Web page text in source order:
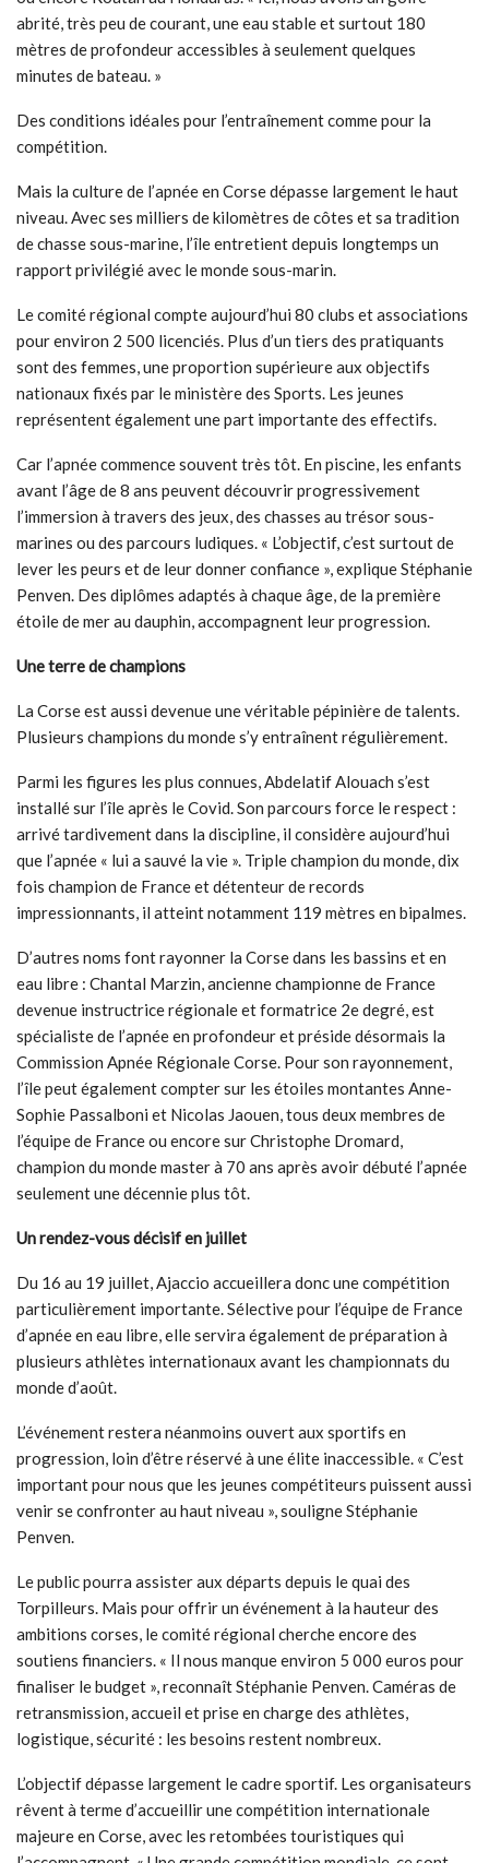
abrité, très peu de courant, une eau stable et surtout 180
mètres de profondeur accessibles à seulement quelques
minutes de bateau. »
Des conditions idéales pour l’entraînement comme pour la
compétition.
Mais la culture de l’apnée en Corse dépasse largement le haut
niveau. Avec ses milliers de kilomètres de côtes et sa tradition
de chasse sous-marine, l’île entretient depuis longtemps un
rapport privilégié avec le monde sous-marin.
Le comité régional compte aujourd’hui 80 clubs et associations
pour environ 2 500 licenciés. Plus d’un tiers des pratiquants
sont des femmes, une proportion supérieure aux objectifs
nationaux fixés par le ministère des Sports. Les jeunes
représentent également une part importante des effectifs.
Car l’apnée commence souvent très tôt. En piscine, les enfants
avant l’âge de 8 ans peuvent découvrir progressivement
l’immersion à travers des jeux, des chasses au trésor sous-
marines ou des parcours ludiques. « L’objectif, c’est surtout de
lever les peurs et de leur donner confiance », explique Stéphanie
Penven. Des diplômes adaptés à chaque âge, de la première
étoile de mer au dauphin, accompagnent leur progression.
Une terre de champions
La Corse est aussi devenue une véritable pépinière de talents.
Plusieurs champions du monde s’y entraînent régulièrement.
Parmi les figures les plus connues, Abdelatif Alouach s’est
installé sur l’île après le Covid. Son parcours force le respect :
arrivé tardivement dans la discipline, il considère aujourd’hui
que l’apnée « lui a sauvé la vie ». Triple champion du monde, dix
fois champion de France et détenteur de records
impressionnants, il atteint notamment 119 mètres en bipalmes.
D’autres noms font rayonner la Corse dans les bassins et en
eau libre : Chantal Marzin, ancienne championne de France
devenue instructrice régionale et formatrice 2e degré, est
spécialiste de l’apnée en profondeur et préside désormais la
Commission Apnée Régionale Corse. Pour son rayonnement,
l’île peut également compter sur les étoiles montantes Anne-
Sophie Passalboni et Nicolas Jaouen, tous deux membres de
l’équipe de France ou encore sur Christophe Dromard,
champion du monde master à 70 ans après avoir débuté l’apnée
seulement une décennie plus tôt.
Un rendez-vous décisif en juillet
Du 16 au 19 juillet, Ajaccio accueillera donc une compétition
particulièrement importante. Sélective pour l’équipe de France
d’apnée en eau libre, elle servira également de préparation à
plusieurs athlètes internationaux avant les championnats du
monde d’août.
L’événement restera néanmoins ouvert aux sportifs en
progression, loin d’être réservé à une élite inaccessible. « C’est
important pour nous que les jeunes compétiteurs puissent aussi
venir se confronter au haut niveau », souligne Stéphanie
Penven.
Le public pourra assister aux départs depuis le quai des
Torpilleurs. Mais pour offrir un événement à la hauteur des
ambitions corses, le comité régional cherche encore des
soutiens financiers. « Il nous manque environ 5 000 euros pour
finaliser le budget », reconnaît Stéphanie Penven. Caméras de
retransmission, accueil et prise en charge des athlètes,
logistique, sécurité : les besoins restent nombreux.
L’objectif dépasse largement le cadre sportif. Les organisateurs
rêvent à terme d’accueillir une compétition internationale
majeure en Corse, avec les retombées touristiques qui